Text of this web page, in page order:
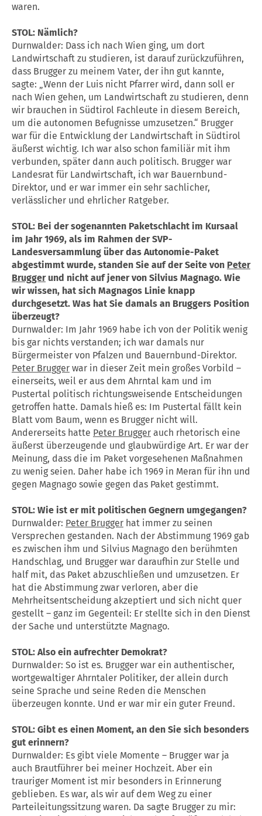
waren.
STOL: Nämlich?
Durnwalder: Dass ich nach Wien ging, um dort
Landwirtschaft zu studieren, ist darauf zurückzuführen,
dass Brugger zu meinem Vater, der ihn gut kannte,
sagte: „Wenn der Luis nicht Pfarrer wird, dann soll er
nach Wien gehen, um Landwirtschaft zu studieren, denn
wir brauchen in Südtirol Fachleute in diesem Bereich,
um die autonomen Befugnisse umzusetzen.“ Brugger
war für die Entwicklung der Landwirtschaft in Südtirol
äußerst wichtig. Ich war also schon familiär mit ihm
verbunden, später dann auch politisch. Brugger war
Landesrat für Landwirtschaft, ich war Bauernbund-
Direktor, und er war immer ein sehr sachlicher,
verlässlicher und ehrlicher Ratgeber.
STOL: Bei der sogenannten Paketschlacht im Kursaal
im Jahr 1969, als im Rahmen der SVP-
Landesversammlung über das Autonomie-Paket
abgestimmt wurde, standen Sie auf der Seite von Peter
Bruggerund nicht auf jener von Silvius Magnago. Wie
wir wissen, hat sich Magnagos Linie knapp
durchgesetzt. Was hat Sie damals an Bruggers Position
überzeugt?
Durnwalder: Im Jahr 1969 habe ich von der Politik wenig
bis gar nichts verstanden; ich war damals nur
Bürgermeister von Pfalzen und Bauernbund-Direktor.
Peter Brugger war in dieser Zeit mein großes Vorbild –
einerseits, weil er aus dem Ahrntal kam und im
Pustertal politisch richtungsweisende Entscheidungen
getroffen hatte. Damals hieß es: Im Pustertal fällt kein
Blatt vom Baum, wenn es Brugger nicht will.
Andererseits hatte Peter Brugger auch rhetorisch eine
äußerst überzeugende und glaubwürdige Art. Er war der
Meinung, dass die im Paket vorgesehenen Maßnahmen
zu wenig seien. Daher habe ich 1969 in Meran für ihn und
gegen Magnago sowie gegen das Paket gestimmt.
STOL: Wie ist er mit politischen Gegnern umgegangen?
Durnwalder: Peter Brugger hat immer zu seinen
Versprechen gestanden. Nach der Abstimmung 1969 gab
es zwischen ihm und Silvius Magnago den berühmten
Handschlag, und Brugger war daraufhin zur Stelle und
half mit, das Paket abzuschließen und umzusetzen. Er
hat die Abstimmung zwar verloren, aber die
Mehrheitsentscheidung akzeptiert und sich nicht quer
gestellt – ganz im Gegenteil: Er stellte sich in den Dienst
der Sache und unterstützte Magnago.
STOL: Also ein aufrechter Demokrat?
Durnwalder: So ist es. Brugger war ein authentischer,
wortgewaltiger Ahrntaler Politiker, der allein durch
seine Sprache und seine Reden die Menschen
überzeugen konnte. Und er war mir ein guter Freund.
STOL: Gibt es einen Moment, an den Sie sich besonders
gut erinnern?
Durnwalder: Es gibt viele Momente – Brugger war ja
auch Brautführer bei meiner Hochzeit. Aber ein
trauriger Moment ist mir besonders in Erinnerung
geblieben. Es war, als wir auf dem Weg zu einer
Parteileitungssitzung waren. Da sagte Brugger zu mir: